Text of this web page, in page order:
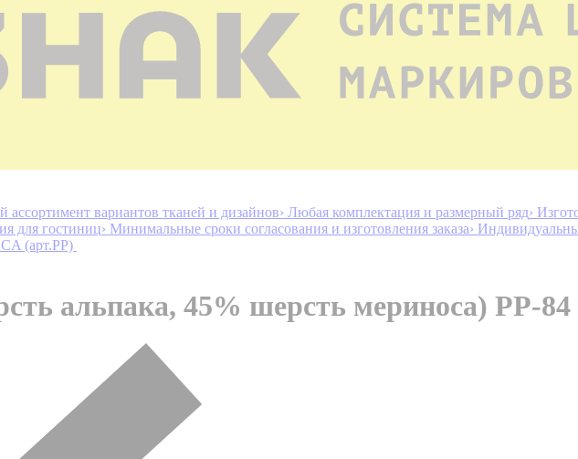
ассортимент вариантов тканей и дизайнов› Любая комплектация и размерный ряд›
для гостиниц› Минимальные сроки согласования и изготовления заказа›
(арт.PP)
альпака, 45% шерсть мериноса) PP-84